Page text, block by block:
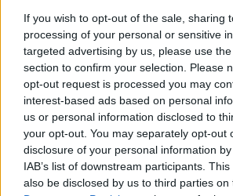
If you wish to opt-out of the sale, sharing
processing of your personal or sensitive
targeted advertising by us, please use
section to confirm your selection. Please
opt-out request is processed you may
interest-based ads based on personal
us or personal information disclosed to
your opt-out. You may separately opt-out
disclosure of your personal information
IAB’s list of downstream participants.
also be disclosed by us to third parties on
famiglie mononucleari, per
per i single. L'impossibilità di
vita ci rende fragili di fronte
paura". Al secondo posto,